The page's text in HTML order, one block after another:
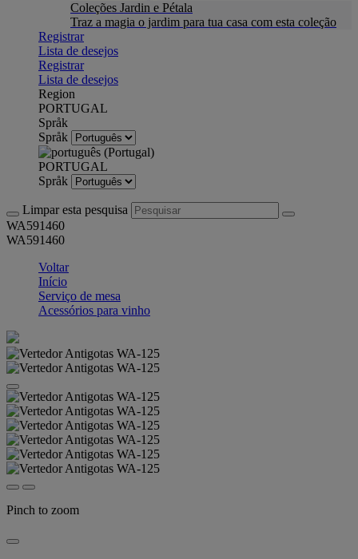
Coleções Jardin e Pétala
Traz a magia o jardim para tua casa com esta coleção
Registrar
Lista de desejos
Registrar
Lista de desejos
Region
PORTUGAL
Språk
Språk
PORTUGAL
Språk
Limpar esta pesquisa
WA591460
WA591460
Voltar
Início
Serviço de mesa
Acessórios para vinho
Pinch to zoom